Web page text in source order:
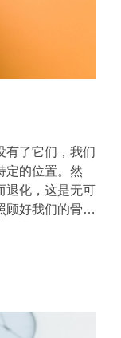
有了它们，我们
定的位置。然
退化，这是无可
顾好我们的骨关